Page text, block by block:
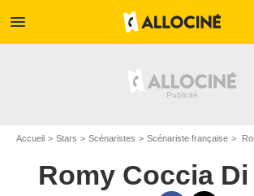
menu
Accueil Stars Scénaristes Scénariste française
Romy Coccia